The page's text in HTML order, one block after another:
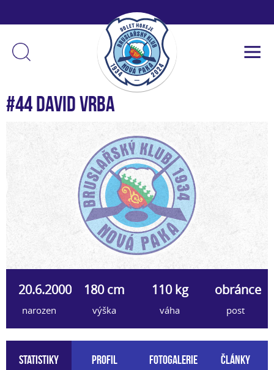
#44 David Vrba
20.6.2000
narozen
180 cm
výška
110 kg
váha
obránce
post
Statistiky Profil Fotogalerie Články